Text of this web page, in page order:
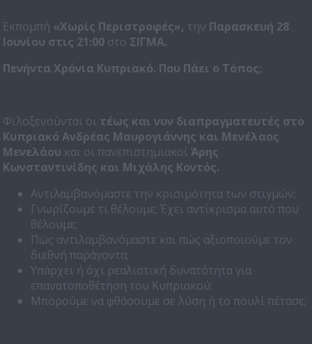
Εκπομπή «Χωρίς Περιστροφές», την Παρασκευή 28
Ιουνίου στις 21:00 στο ΣΙΓΜΑ.
Πενήντα Χρόνια Κυπριακό. Που Πάει ο Τόπος;
Φιλοξενούνται οι τέως και νυν διαπραγματευτές στο
Κυπριακό Ανδρέας Μαυρογιάννης και Μενέλαος
Μενελάου και οι πανεπιστημιακοίΆρης
Κωνσταντινίδης και Μιχάλης Κοντός.
Αντιλαμβανόμαστε την κρισιμότητα των στιγμών;
Γνωρίζουμε τι θέλουμε; Έχει αντίκρισμα αυτό που
θέλουμε;
Πώς αντιλαμβανόμαστε και πώς αξιοποιούμε τον
διεθνή παράγοντα;
Υπάρχει ή όχι ρεαλιστική δυνατότητα για
επανατοποθέτηση του Κυπριακού;
Μπορούμε να φθάσουμε σε λύση ή το πουλί πέτασε;